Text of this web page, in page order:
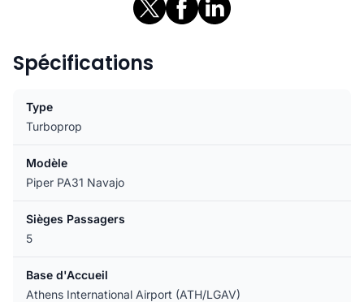
Spécifications
Type
Turboprop
Modèle
Piper PA31 Navajo
Sièges Passagers
5
Base d'Accueil
Athens International Airport (ATH/LGAV)